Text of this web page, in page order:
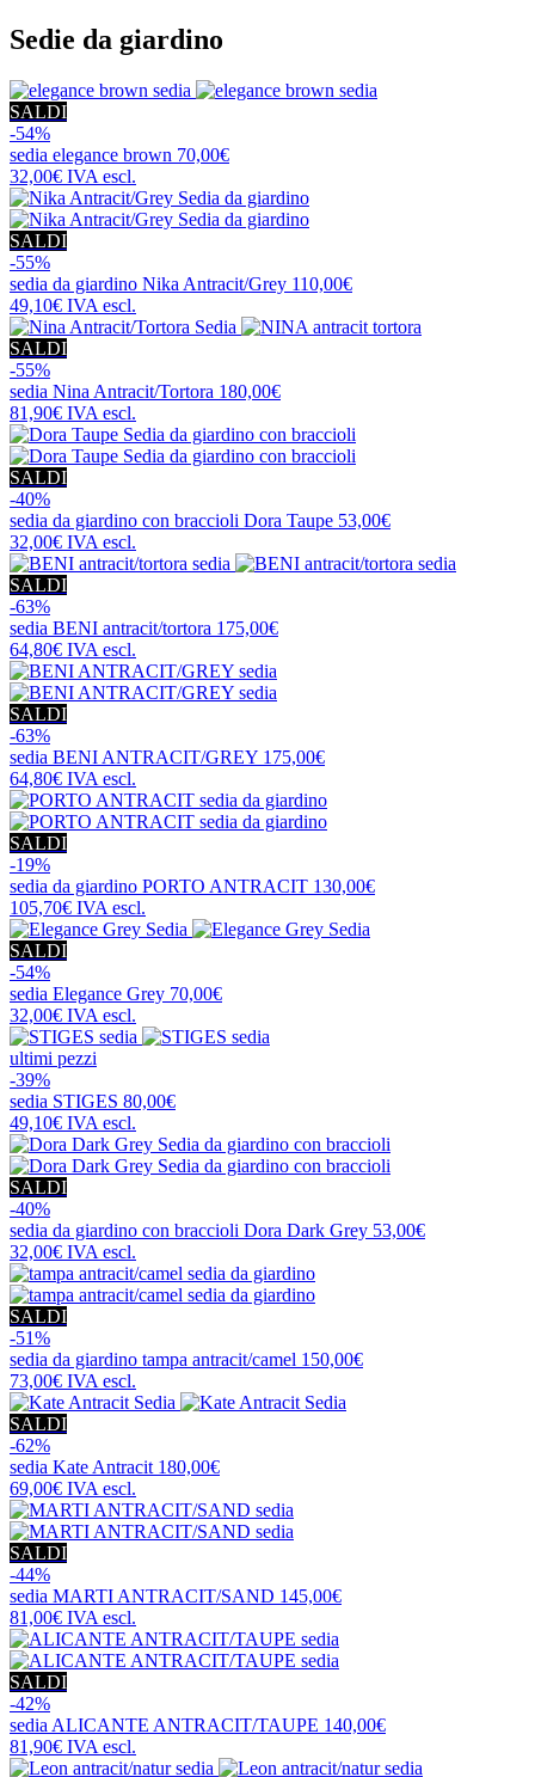
Sedie da giardino
SALDI
-54%
sedia elegance brown 70,00€
32,00€ IVA escl.
SALDI
-55%
sedia da giardino Nika Antracit/Grey 110,00€
49,10€ IVA escl.
SALDI
-55%
sedia Nina Antracit/Tortora 180,00€
81,90€ IVA escl.
SALDI
-40%
sedia da giardino con braccioli Dora Taupe 53,00€
32,00€ IVA escl.
SALDI
-63%
sedia BENI antracit/tortora 175,00€
64,80€ IVA escl.
SALDI
-63%
sedia BENI ANTRACIT/GREY 175,00€
64,80€ IVA escl.
SALDI
-19%
sedia da giardino PORTO ANTRACIT 130,00€
105,70€ IVA escl.
SALDI
-54%
sedia Elegance Grey 70,00€
32,00€ IVA escl.
ultimi pezzi
-39%
sedia STIGES 80,00€
49,10€ IVA escl.
SALDI
-40%
sedia da giardino con braccioli Dora Dark Grey 53,00€
32,00€ IVA escl.
SALDI
-51%
sedia da giardino tampa antracit/camel 150,00€
73,00€ IVA escl.
SALDI
-62%
sedia Kate Antracit 180,00€
69,00€ IVA escl.
SALDI
-44%
sedia MARTI ANTRACIT/SAND 145,00€
81,00€ IVA escl.
SALDI
-42%
sedia ALICANTE ANTRACIT/TAUPE 140,00€
81,90€ IVA escl.